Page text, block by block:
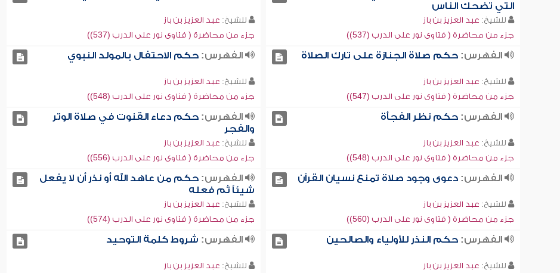
التي تضحك الناس
للشيخ: عبد العزيز بن باز
جزء من محاضرة ( فتاوى نور على الدرب (537))
للشيخ: عبد العزيز بن باز
جزء من محاضرة ( فتاوى نور على الدرب (537))
الفهرس:حكم صلاة الجنازة على تارك الصلاة
للشيخ: عبد العزيز بن باز
جزء من محاضرة ( فتاوى نور على الدرب (547))
الفهرس: حكم الاحتفال بالمولد النبوي
للشيخ: عبد العزيز بن باز
جزء من محاضرة ( فتاوى نور على الدرب (548))
الفهرس:حكم نظر الفجأة
للشيخ: عبد العزيز بن باز
جزء من محاضرة ( فتاوى نور على الدرب (548))
الفهرس: حكم دعاء القنوت في صلاة الوتر
والفجر
للشيخ: عبد العزيز بن باز
جزء من محاضرة ( فتاوى نور على الدرب (556))
الفهرس:دعوى وجود صلاة تمنع نسيان القرآن
للشيخ: عبد العزيز بن باز
جزء من محاضرة ( فتاوى نور على الدرب (560))
الفهرس: حكم من عاهد الله أو نذر أن لا يفعل
شيئاً ثم فعله
للشيخ: عبد العزيز بن باز
جزء من محاضرة ( فتاوى نور على الدرب (574))
الفهرس:حكم النذر للأولياء والصالحين
للشيخ: عبد العزيز بن باز
الفهرس: شروط كلمة التوحيد
للشيخ: عبد العزيز بن باز